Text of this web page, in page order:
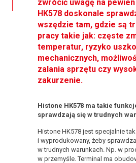
zwrócić uwagę na
HK578 doskonale
wszędzie tam, gdzie są
pracy takie jak: częste
temperatur, ryzyko
mechanicznych,
zalania sprzętu czy
zakurzenie.
Histone HK578 ma takie
sprawdzają się w trudnych
Histone HK578 jest specjalnie
i wyprodukowany, żeby
w trudnych warunkach. Np. w
w przemyśle. Terminal ma